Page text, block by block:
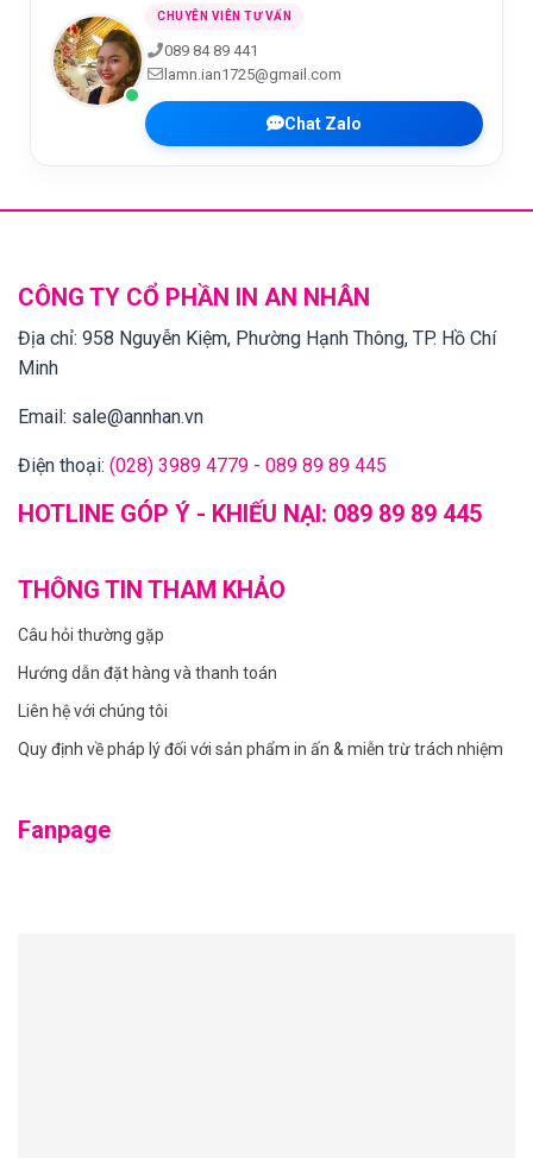
CHUYÊN VIÊN TƯ VẤN
089 84 89 441
lamn.ian1725@gmail.com
Chat Zalo
CÔNG TY CỔ PHẦN IN AN NHÂN
Địa chỉ: 958 Nguyễn Kiệm, Phường Hạnh Thông, TP. Hồ Chí
Minh
Email: sale@annhan.vn
Điện thoại: (028) 3989 4779 - 089 89 89 445
HOTLINE GÓP Ý - KHIẾU NẠI: 089 89 89 445
THÔNG TIN THAM KHẢO
Câu hỏi thường gặp
Hướng dẫn đặt hàng và thanh toán
Liên hệ với chúng tôi
Quy định về pháp lý đối với sản phẩm in ấn & miễn trừ trách nhiệm
Fanpage